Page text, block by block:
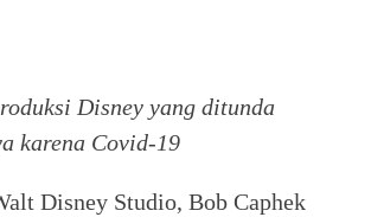
Disney yang ditunda
karena Covid-19
Disney Studio, Bob Caphek